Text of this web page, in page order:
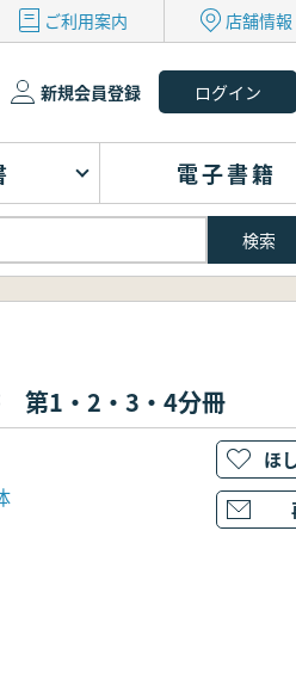
ご利用案内 店舗情
新規会員登録
電子書籍
第1・2・3・4分冊
ほ